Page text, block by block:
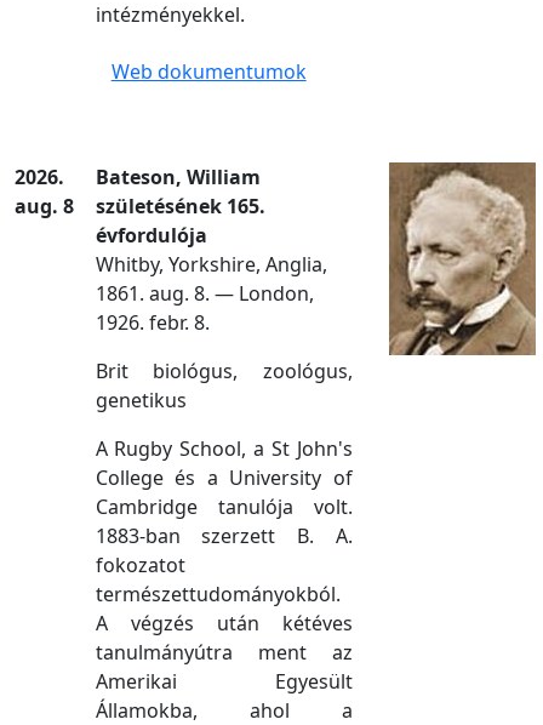
intézményekkel.
Web dokumentumok
2026.
aug. 8
Bateson, William
születésének 165.
évfordulója
Whitby, Yorkshire, Anglia,
1861. aug. 8. — London,
1926. febr. 8.
Brit biológus, zoológus,
genetikus
A Rugby School, a St John's
College és a University of
Cambridge tanulója volt.
1883-ban szerzett B. A.
fokozatot
természettudományokból.
A végzés után kétéves
tanulmányútra ment az
Amerikai Egyesült
Államokba, ahol a